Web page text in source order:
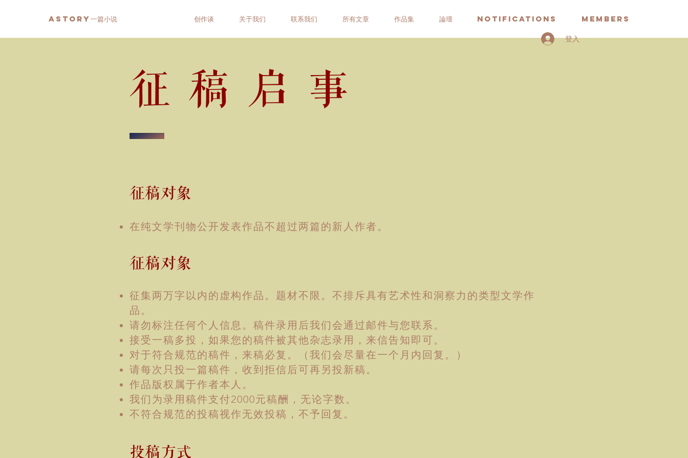
ASTORY一篇小说 创作谈 关于我们 联系我们 所有文章 作品集 論壇 Notifications Members
登入
征稿启事
征稿对象
​在纯文学刊物公开发表作品不超过两篇的新人作者。
征稿对象
征集两万字以内的虚构作品。题材不限。不排斥具有艺术性和洞察力的类型文学作
品。
请勿标注任何个人信息。稿件录用后我们会通过邮件与您联系。
接受一稿多投，如果您的稿件被其他杂志录用，来信告知即可。
对于符合规范的稿件 ，来稿必复。（我们会尽量在一个月内回复。）
请每次只投一篇稿件，收到拒信后可再另投新稿。
作品版权属于作者本人。
​我们为录用稿件支付2000元稿酬，无论字数。
​不符合规范的投稿视作无效投稿，不予回复。
投稿方式